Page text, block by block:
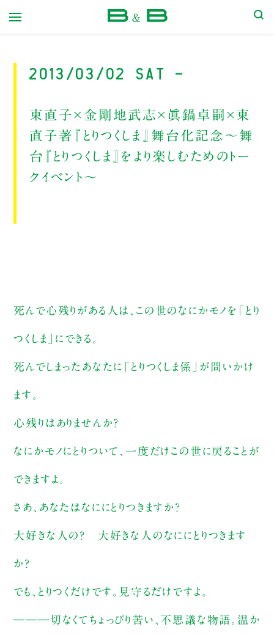
2013/03/02 Sat -
東直子×金剛地武志×眞鍋卓嗣×東
直子著『とりつくしま』舞台化記念～舞
台『とりつくしま』をより楽しむためのトー
クイベント～
死んで心残りがある人は、この世のなにかモノを「とり
つくしま」にできる。
死んでしまったあなたに「とりつくしま係」が問いかけ
ます。
心残りはありませんか？
なにかモノにとりついて、一度だけこの世に戻ることが
できますよ。
さあ、あなたはなににとりつきますか？
大好きな人の？ 大好きな人のなににとりつきます
か？
でも、とりつくだけです。見守るだけですよ。
―――切なくてちょっぴり苦い、不思議な物語。温か